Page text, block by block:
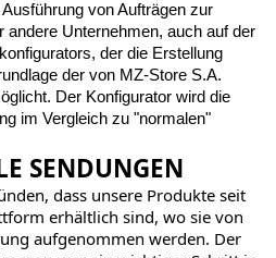
von Aufträgen zur
andere Unternehmen, auch auf der
der die Erstellung
der von MZ-Store S.A.
Der Konfigurator wird die
im Vergleich zu "normalen"
SENDUNGEN
dass unsere Produkte seit
erhältlich sind, wo sie von
aufgenommen werden. Der